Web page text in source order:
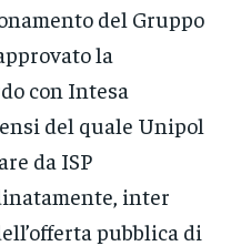
del Gruppo
la
con Intesa
del quale Unipol
da ISP
inter
pubblica di